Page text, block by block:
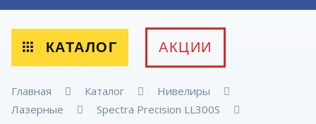
КАТАЛОГ АКЦИИ
Главная Каталог
Нивелиры
Лазерные
Spectra Precision LL300S